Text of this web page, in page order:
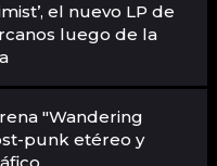
el nuevo LP de
luego de la
"Wandering
punk etéreo y